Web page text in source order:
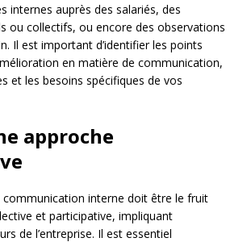
internes auprès des salariés, des
ou collectifs, ou encore des observations
Il est important d’identifier les points
en matière de communication,
et les besoins spécifiques de vos
approche
communication interne doit être le fruit
et participative, impliquant
de l’entreprise. Il est essentiel